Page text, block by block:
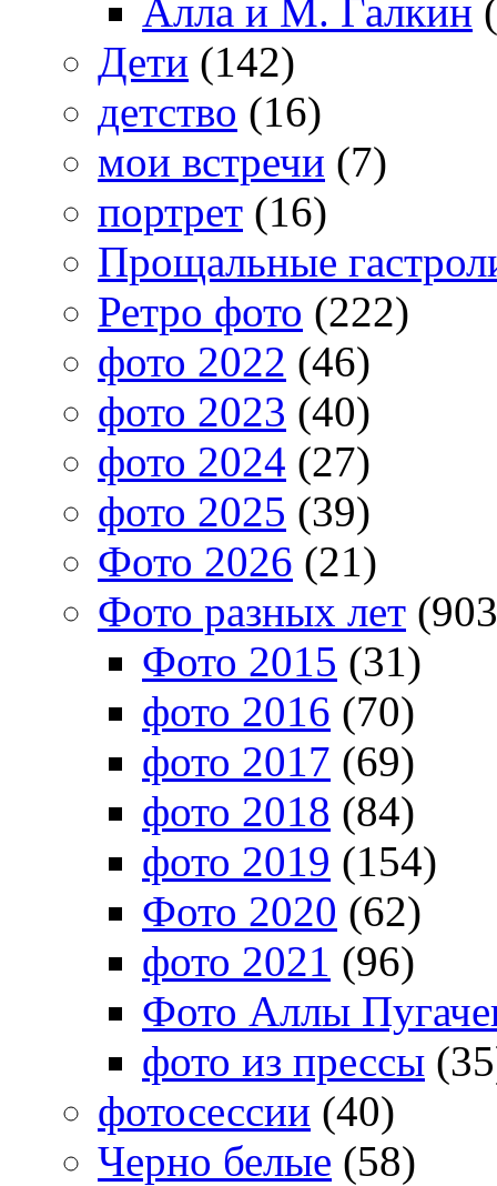
Алла и М. Галкин
Дети (142)
детство (16)
мои встречи (7)
портрет (16)
Прощальные
Ретро фото (222)
фото 2022 (46)
фото 2023 (40)
фото 2024 (27)
фото 2025 (39)
Фото 2026 (21)
Фото разных лет
Фото 2015 (31)
фото 2016 (70)
фото 2017 (69)
фото 2018 (84)
фото 2019 (154)
Фото 2020 (62)
фото 2021 (96)
Фото Аллы
фото из прессы
фотосессии (40)
Черно белые (58)